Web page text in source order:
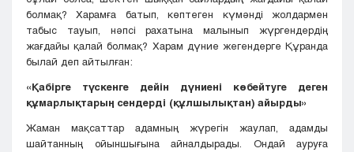
болмақ? Харамға батып, көптеген күмәнді жолдармен
табыс тауып, нәпсі рахатына малынып жүргендердің
жағдайы қалай болмақ? Харам дүние жегендерге Құранда
былай деп айтылған:
«Қабірге түскенге дейін дүниені көбейтуге деген
құмарлықтарың сендерді (құлшылықтан) айырды»
Жаман мақсаттар адамның жүрегін жаулап, адамды
шайтанның ойыншығына айналдырады. Ондай ауруға